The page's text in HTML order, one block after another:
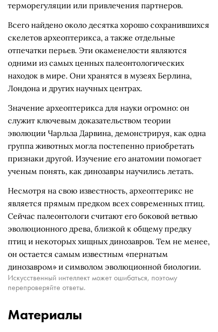
терморегуляции или привлечения партнеров.
Всего найдено около десятка хорошо сохранившихся
скелетов археоптерикса, а также отдельные
отпечатки перьев. Эти окаменелости являются
одними из самых ценных палеонтологических
находок в мире. Они хранятся в музеях Берлина,
Лондона и других научных центрах.
Значение археоптерикса для науки огромно: он
служит ключевым доказательством теории
эволюции Чарльза Дарвина, демонстрируя, как одна
группа животных могла постепенно приобретать
признаки другой. Изучение его анатомии помогает
ученым понять, как динозавры научились летать.
Несмотря на свою известность, археоптерикс не
является прямым предком всех современных птиц.
Сейчас палеонтологи считают его боковой ветвью
эволюционного древа, близкой к общему предку
птиц и некоторых хищных динозавров. Тем не менее,
он остается самым известным «пернатым
динозавром» и символом эволюционной биологии.
Искусственный интеллект может ошибаться, поэтому
перепроверяйте ответы.
Материалы